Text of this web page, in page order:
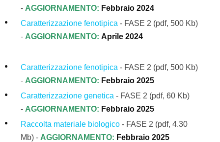
- AGGIORNAMENTO: Febbraio 2024
Caratterizzazione fenotipica - FASE 2 (pdf, 500 Kb)
- AGGIORNAMENTO: Aprile 2024
Caratterizzazione fenotipica - FASE 2 (pdf, 500 Kb)
- AGGIORNAMENTO: Febbraio 2025
Caratterizzazione genetica - FASE 2 (pdf, 60 Kb)
- AGGIORNAMENTO: Febbraio 2025
Raccolta materiale biologico - FASE 2 (pdf, 4.30
Mb) - AGGIORNAMENTO: Febbraio 2025